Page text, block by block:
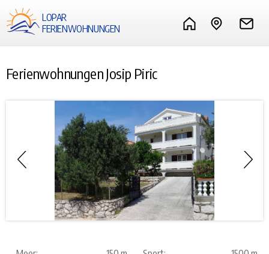
LOPAR
FERIENWOHNUNGEN
Ferienwohnungen Josip Piric